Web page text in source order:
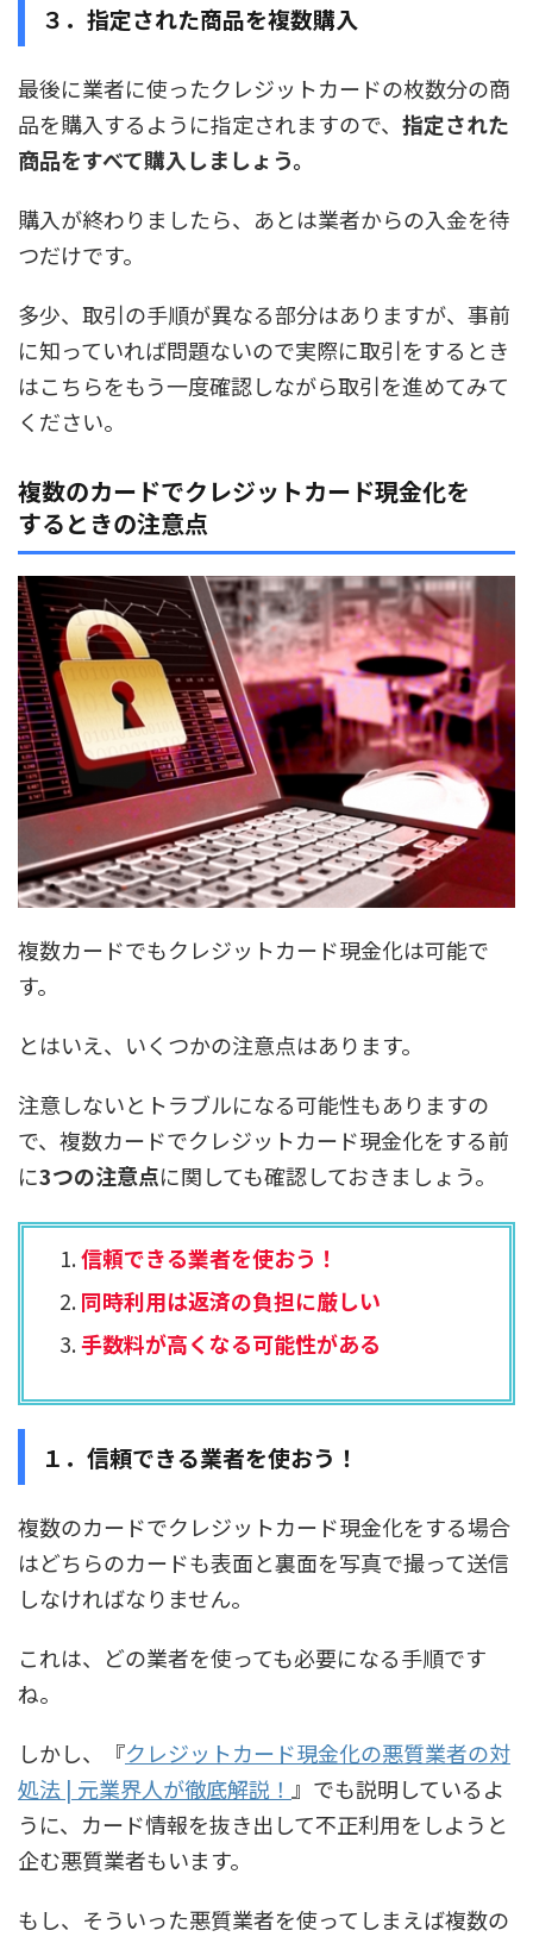
３．指定された商品を複数購入
最後に業者に使ったクレジットカードの枚数分の商
品を購入するように指定されますので、 指定された
商品をすべて購入しましょう。
購入が終わりましたら、あとは業者からの入金を待
つだけです。
多少、取引の手順が異なる部分はありますが、事前
に知っていれば問題ないので実際に取引をするとき
はこちらをもう一度確認しながら取引を進めてみて
ください。
複数のカードでクレジットカード現金化を
するときの注意点
複数カードでもクレジットカード現金化は可能で
す。
とはいえ、いくつかの注意点はあります。
注意しないとトラブルになる可能性もありますの
で、 複数カードでクレジットカード現金化をする前
に3つの注意点に関しても確認しておきましょう。
信頼できる業者を使おう！
同時利用は返済の負担に厳しい
手数料が高くなる可能性がある
１．信頼できる業者を使おう！
複数のカードでクレジットカード現金化をする場合
はどちらのカードも表面と裏面を写真で撮って送信
しなければなりません。
これは、どの業者を使っても必要になる手順です
ね。
しかし、『クレジットカード現金化の悪質業者の対
処法 | 元業界人が徹底解説！ 』でも説明しているよ
うに、カード情報を抜き出して不正利用をしようと
企む悪質業者もいます。
もし、そういった悪質業者を使ってしまえば複数の